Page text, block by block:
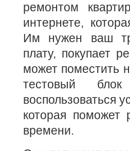
ремонтом
интернете,
Им нужен ваш
плату, покупает
может поместить
тестовый
воспользоваться
которая поможет
времени.